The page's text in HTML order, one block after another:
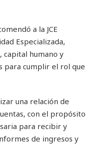
a la JCE
Especializada,
capital humano y
para cumplir el rol que
una relación de
con el propósito
para recibir y
de ingresos y